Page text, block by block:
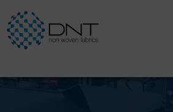
Saltar
para